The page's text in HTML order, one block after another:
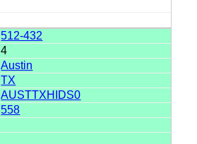
512-432
4
Austin
TX
AUSTTXHIDS0
558